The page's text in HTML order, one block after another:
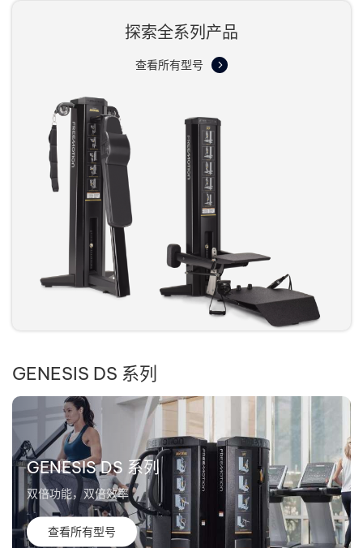
探索全系列产品
查看所有型号
GENESIS DS 系列
GENESIS DS 系列
双倍功能，双倍效率
查看所有型号